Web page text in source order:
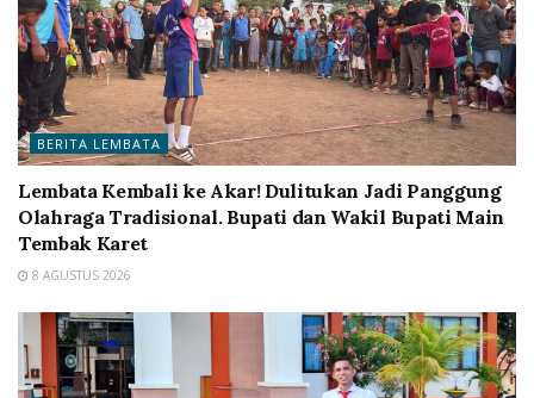
BERITA LEMBATA
Lembata Kembali ke Akar! Dulitukan Jadi Panggung
Olahraga Tradisional. Bupati dan Wakil Bupati Main
Tembak Karet
8 AGUSTUS 2026